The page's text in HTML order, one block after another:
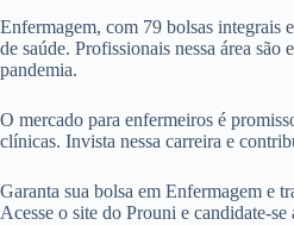
Enfermagem, com 79 bolsas integrais
de saúde. Profissionais nessa área são
pandemia.
O mercado para enfermeiros é
clínicas. Invista nessa carreira e
Garanta sua bolsa em Enfermagem e
Acesse o site do Prouni e candidate-se